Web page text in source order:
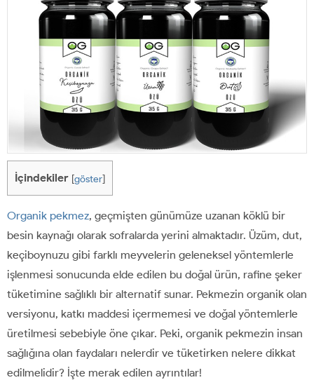
İçindekiler [göster]
Organik pekmez, geçmişten günümüze uzanan köklü bir
besin kaynağı olarak sofralarda yerini almaktadır. Üzüm, dut,
keçiboynuzu gibi farklı meyvelerin geleneksel yöntemlerle
işlenmesi sonucunda elde edilen bu doğal ürün, rafine şeker
tüketimine sağlıklı bir alternatif sunar. Pekmezin organik olan
versiyonu, katkı maddesi içermemesi ve doğal yöntemlerle
üretilmesi sebebiyle öne çıkar. Peki, organik pekmezin insan
sağlığına olan faydaları nelerdir ve tüketirken nelere dikkat
edilmelidir? İşte merak edilen ayrıntılar!